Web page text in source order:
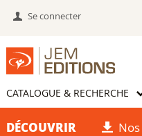
Se connecter
CATALOGUE & RECHERCHE
DÉCOUVRIR